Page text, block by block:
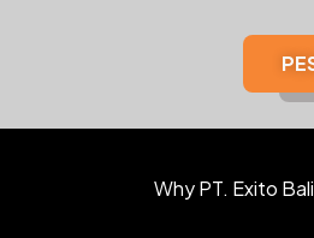
Why PT. Exito